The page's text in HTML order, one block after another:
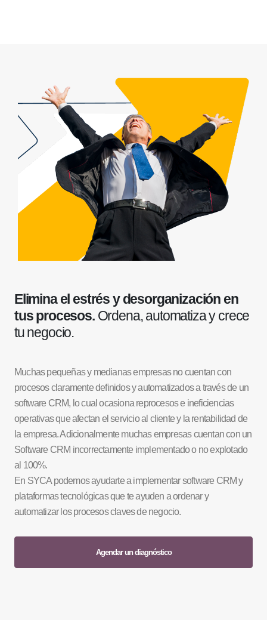
Elimina el estrés y desorganización en
tus procesos.Ordena, automatiza y crece
tu negocio.
Muchas pequeñas y medianas empresas no cuentan con
procesos claramente definidos y automatizados a través de un
software CRM, lo cual ocasiona reprocesos e ineficiencias
operativas que afectan el servicio al cliente y la rentabilidad de
la empresa. Adicionalmente muchas empresas cuentan con un
Software CRM incorrectamente implementado o no explotado
al 100%.
En SYCA podemos ayudarte a implementar software CRM y
plataformas tecnológicas que te ayuden a ordenar y
automatizar los procesos claves de negocio.
Agendar un diagnóstico